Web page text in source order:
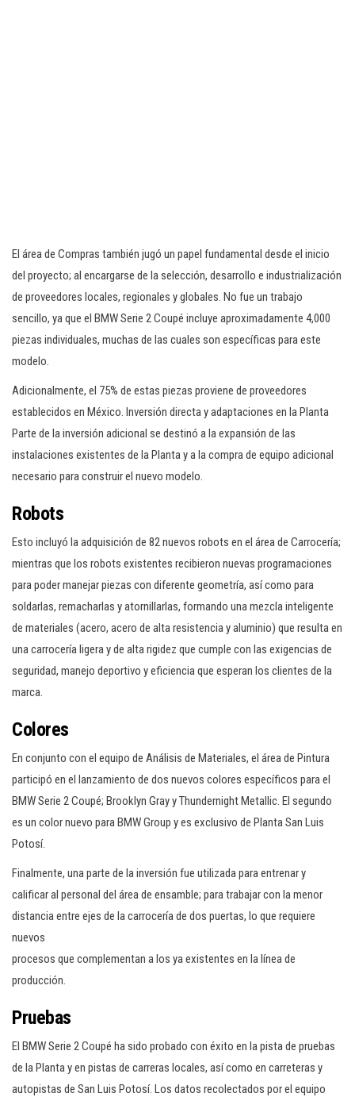
El área de Compras también jugó un papel fundamental desde el inicio
del proyecto; al encargarse de la selección, desarrollo e industrialización
de proveedores locales, regionales y globales. No fue un trabajo
sencillo, ya que el BMW Serie 2 Coupé incluye aproximadamente 4,000
piezas individuales, muchas de las cuales son específicas para este
modelo.
Adicionalmente, el 75% de estas piezas proviene de proveedores
establecidos en México. Inversión directa y adaptaciones en la Planta
Parte de la inversión adicional se destinó a la expansión de las
instalaciones existentes de la Planta y a la compra de equipo adicional
necesario para construir el nuevo modelo.
Robots
Esto incluyó la adquisición de 82 nuevos robots en el área de Carrocería;
mientras que los robots existentes recibieron nuevas programaciones
para poder manejar piezas con diferente geometría, así como para
soldarlas, remacharlas y atornillarlas, formando una mezcla inteligente
de materiales (acero, acero de alta resistencia y aluminio) que resulta en
una carrocería ligera y de alta rigidez que cumple con las exigencias de
seguridad, manejo deportivo y eficiencia que esperan los clientes de la
marca.
Colores
En conjunto con el equipo de Análisis de Materiales, el área de Pintura
participó en el lanzamiento de dos nuevos colores específicos para el
BMW Serie 2 Coupé; Brooklyn Gray y Thundernight Metallic. El segundo
es un color nuevo para BMW Group y es exclusivo de Planta San Luis
Potosí.
Finalmente, una parte de la inversión fue utilizada para entrenar y
calificar al personal del área de ensamble; para trabajar con la menor
distancia entre ejes de la carrocería de dos puertas, lo que requiere
nuevos
procesos que complementan a los ya existentes en la línea de
producción.
Pruebas
El BMW Serie 2 Coupé ha sido probado con éxito en la pista de pruebas
de la Planta y en pistas de carreras locales, así como en carreteras y
autopistas de San Luis Potosí. Los datos recolectados por el equipo